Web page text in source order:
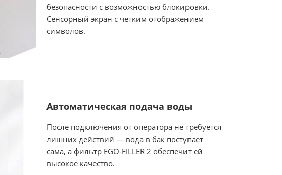
безопасности с возможностью блокировки.
Сенсорный экран с четким отображением
символов.
Автоматическая подача воды
После подключения от оператора не требуется
лишних действий — вода в бак поступает
сама, а фильтр EGO-FILLER 2 обеспечит ей
высокое качество.